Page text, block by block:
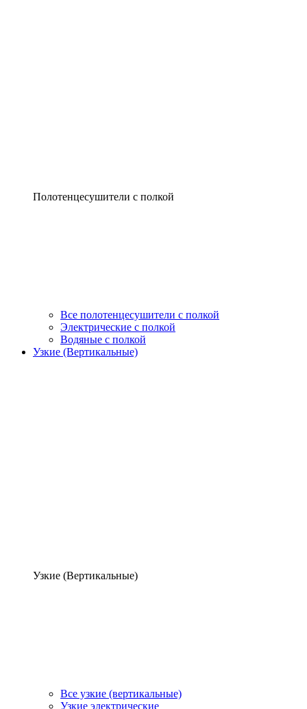
Полотенцесушители с полкой
Все полотенцесушители с полкой
Электрические с полкой
Водяные с полкой
Узкие (Вертикальные)
Узкие (Вертикальные)
Все узкие (вертикальные)
Узкие электрические